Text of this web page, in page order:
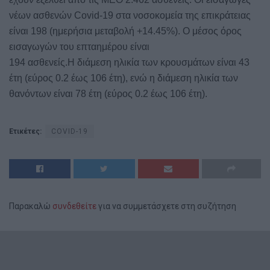
νέων ασθενών Covid-19 στα νοσοκομεία της επικράτειας
είναι 198 (ημερήσια μεταβολή +14.45%). Ο μέσος όρος
εισαγωγών του επταημέρου είναι
194 ασθενείς.Η διάμεση ηλικία των κρουσμάτων είναι 43
έτη (εύρος 0.2 έως 106 έτη), ενώ η διάμεση ηλικία των
θανόντων είναι 78 έτη (εύρος 0.2 έως 106 έτη).
Ετικέτες: COVID-19
Παρακαλώ συνδεθείτεγια να συμμετάσχετε στη συζήτηση